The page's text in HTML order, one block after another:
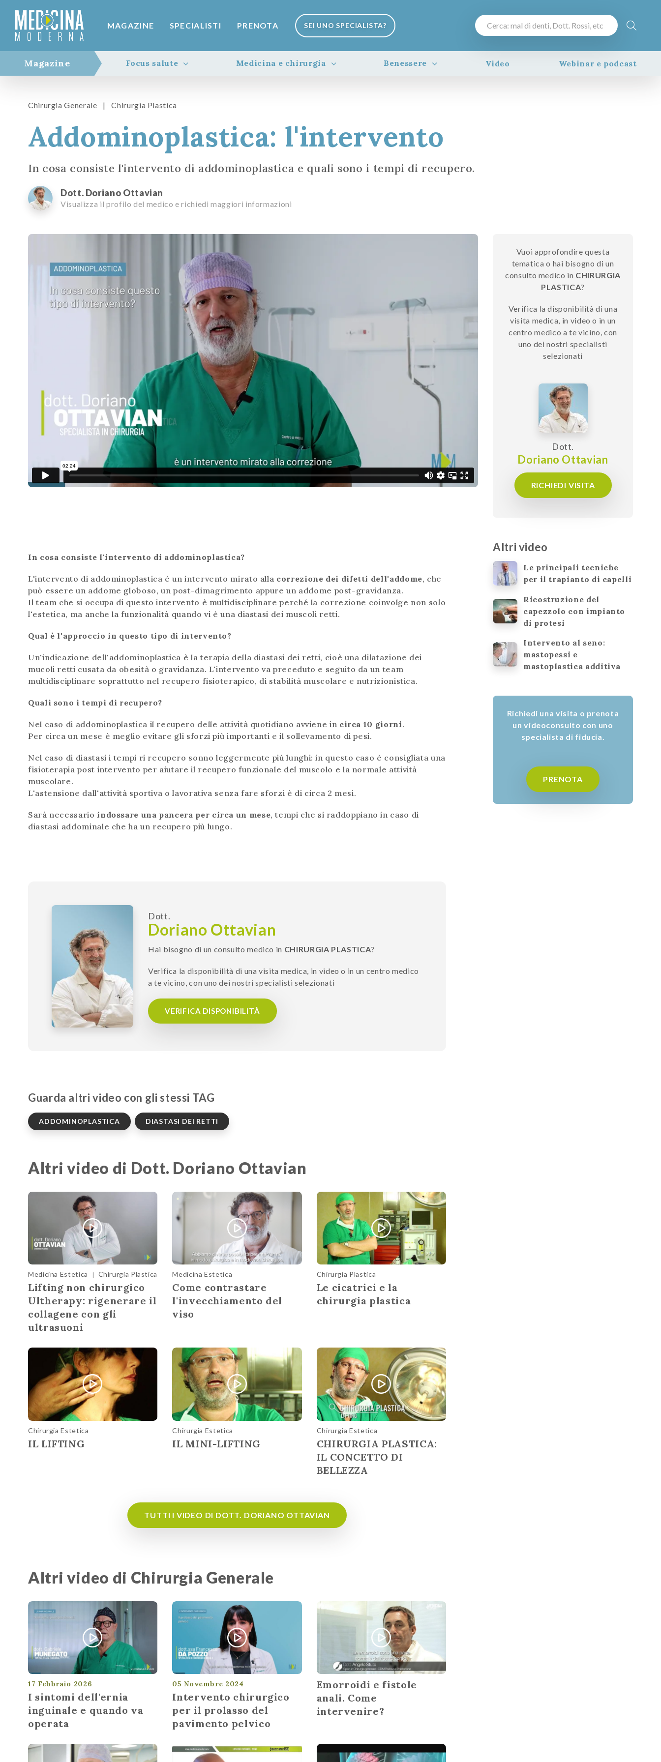
MAGAZINE SPECIALISTI PRENOTA SEI UNO SPECIALISTA?
Magazine Focus salute Medicina e chirurgia Benessere Video Webinar e podcast
Chirurgia Generale | Chirurgia Plastica
Addominoplastica: l'intervento
In cosa consiste l'intervento di addominoplastica e quali sono i tempi di recupero.
Dott. Doriano Ottavian
Visualizza il profilo del medico e richiedi maggiori informazioni
Vuoi approfondire questa
tematica o hai bisogno di un
consulto medico in CHIRURGIA
PLASTICA?
Verifica la disponibilità di una
visita medica, in video o in un
centro medico a te vicino, con
uno dei nostri specialisti
selezionati
Dott.
Doriano Ottavian
RICHIEDI VISITA
In cosa consiste l'intervento di addominoplastica?
L'intervento di addominoplastica è un intervento mirato alla correzione dei difetti dell'addome, che
può essere un addome globoso, un post-dimagrimento appure un addome post-gravidanza.
Il team che si occupa di questo intervento è multidisciplinare perché la correzione coinvolge non solo
l'estetica, ma anche la funzionalità quando vi è una diastasi dei muscoli retti.
Qual è l'approccio in questo tipo di intervento?
Un'indicazione dell'addominoplastica è la terapia della diastasi dei retti, cioè una dilatazione dei
mucoli retti cusata da obesità o gravidanza. L'intervento va preceduto e seguito da un team
multidisciplinare soprattutto nel recupero fisioterapico, di stabilità muscolare e nutrizionistica.
Quali sono i tempi di recupero?
Nel caso di addominoplastica il recupero delle attività quotidiano avviene in circa 10 giorni.
Per circa un mese è meglio evitare gli sforzi più importanti e il sollevamento di pesi.
Nel caso di diastasi i tempi ri recupero sonno leggermente più lunghi: in questo caso è consigliata una
fisioterapia post intervento per aiutare il recupero funzionale del muscolo e la normale attività
muscolare.
L'astensione dall'attività sportiva o lavorativa senza fare sforzi è di circa 2 mesi.
Sarà necessario indossare una pancera per circa un mese, tempi che si raddoppiano in caso di
diastasi addominale che ha un recupero più lungo.
Dott.
Doriano Ottavian
Hai bisogno di un consulto medico in CHIRURGIA PLASTICA?
Verifica la disponibilità di una visita medica, in video o in un centro medico
a te vicino, con uno dei nostri specialisti selezionati
VERIFICA DISPONIBILITÀ
Guarda altri video con gli stessi TAG
ADDOMINOPLASTICA DIASTASI DEI RETTI
Altri video di Dott. Doriano Ottavian
Medicina Estetica | Chirurgia Plastica
Lifting non chirurgico
Ultherapy: rigenerare il
collagene con gli
ultrasuoni
Medicina Estetica
Come contrastare
l'invecchiamento del
viso
Chirurgia Plastica
Le cicatrici e la
chirurgia plastica
Chirurgia Estetica
IL LIFTING
Chirurgia Estetica
IL MINI-LIFTING
Chirurgia Estetica
CHIRURGIA PLASTICA:
IL CONCETTO DI
BELLEZZA
TUTTI I VIDEO DI DOTT. DORIANO OTTAVIAN
Altri video di Chirurgia Generale
17 Febbraio 2026
I sintomi dell'ernia
inguinale e quando va
operata
05 Novembre 2024
Intervento chirurgico
per il prolasso del
pavimento pelvico
Emorroidi e fistole
anali. Come
intervenire?
Altri video
Le principali tecniche
per il trapianto di capelli
Ricostruzione del
capezzolo con impianto
di protesi
Intervento al seno:
mastopessi e
mastoplastica additiva
Richiedi una visita o prenota
un videoconsulto con uno
specialista di fiducia.
PRENOTA